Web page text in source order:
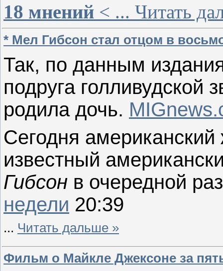
18 мнений < ... Читать
* Мел Гибсон стал отцом в
Так, по данным
подруга голливудской
родила дочь.
Сегодня
известный
Гибсон в очередной
недели 20:39
... Читать дальше »
Фильм о Майкле Джексоне за